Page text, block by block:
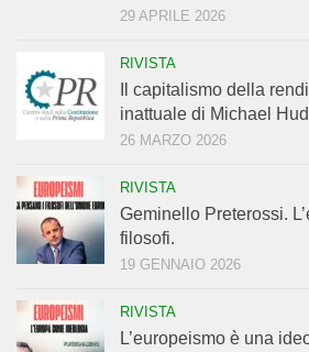
29 APRILE 2026
RIVISTA
Il capitalismo della
inattuale di Michael
26 MARZO 2026
RIVISTA
Geminello Preterossi.
filosofi.
19 GENNAIO 2026
RIVISTA
L’europeismo è una